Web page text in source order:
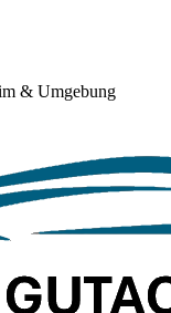
& Umgebung